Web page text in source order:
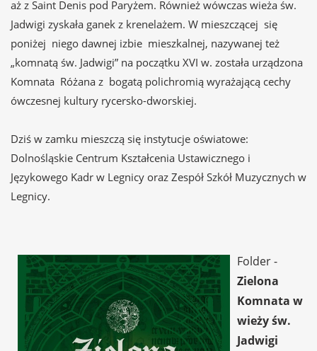
aż z Saint Denis pod Paryżem. Również wówczas wieża św.
Jadwigi zyskała ganek z krenelażem. W mieszczącej się
poniżej niego dawnej izbie mieszkalnej, nazywanej też
„komnatą św. Jadwigi” na początku XVI w. została urządzona
Komnata Różana z bogatą polichromią wyrażającą cechy
ówczesnej kultury rycersko-dworskiej.
Dziś w zamku mieszczą się instytucje oświatowe:
Dolnośląskie Centrum Kształcenia Ustawicznego i
Językowego Kadr w Legnicy oraz Zespół Szkół Muzycznych w
Legnicy.
Folder -
Zielona
Komnata w
wieży św.
Jadwigi